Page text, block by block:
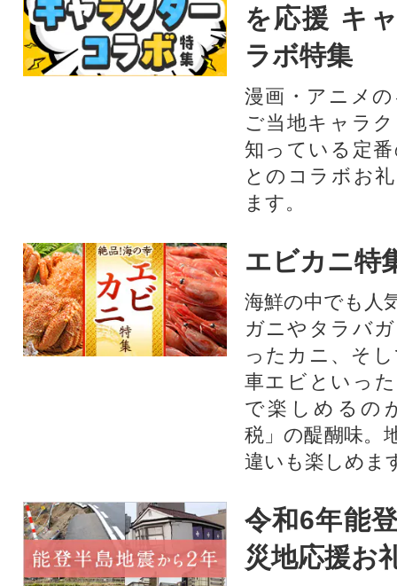
を応援 キ
ラボ特集
漫画・アニメ
ご当地キャラ
知っている定
とのコラボお
ます。​
エビカニ特
海鮮の中でも人
ガニやタラバ
ったカニ、そ
車エビといっ
で楽しめるの
税」の醍醐味。
違いも楽しめま
令和6年能
災地応援お